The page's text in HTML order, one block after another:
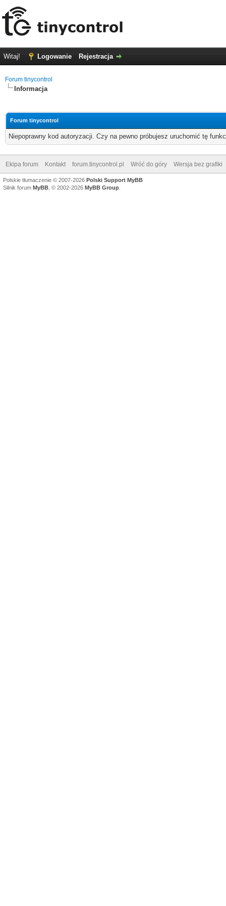
Witaj! Logowanie Rejestracja
Forum tinycontrol
Informacja
Forum tinycontrol
Niepoprawny kod autoryzacji. Czy na pewno próbujesz uruchomić tę
Ekipa forum Kontakt forum.tinycontrol.pl Wróć do góry Wersja bez grafiki
Polskie tłumaczenie © 2007-2026 Polski Support MyBB
Silnik forum MyBB , © 2002-2026 MyBB Group